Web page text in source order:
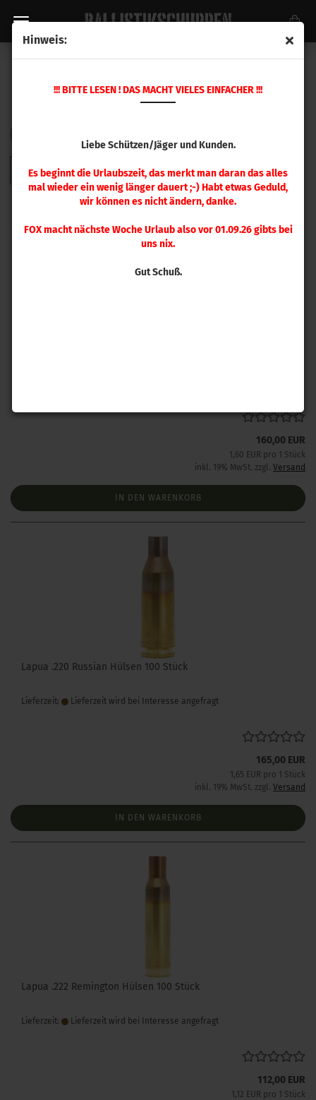
Hinweis:
!!! BITTE LESEN ! DAS MACHT VIELES EINFACHER !!!
Liebe Schützen/Jäger und Kunden.
Es beginnt die Urlaubszeit, das merkt man daran das alles
mal wieder ein wenig länger dauert ;-) Habt etwas Geduld,
wir können es nicht ändern, danke.
FOX macht nächste Woche Urlaub also vor 01.09.26 gibts bei
uns nix.
Gut Schuß.
160,00 EUR
1,60 EUR pro 1 Stück
inkl. 19% MwSt. zzgl. Versand
IN DEN WARENKORB
Lapua .220 Russian Hülsen 100 Stück
Lieferzeit: Lieferzeit wird bei Interesse angefragt
165,00 EUR
1,65 EUR pro 1 Stück
inkl. 19% MwSt. zzgl. Versand
IN DEN WARENKORB
Lapua .222 Remington Hülsen 100 Stück
Lieferzeit: Lieferzeit wird bei Interesse angefragt
112,00 EUR
1,12 EUR pro 1 Stück